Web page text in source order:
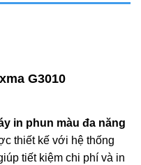
G3010
in phun màu đa năng
thiết kế với hệ thống
tiết kiệm chi phí và in